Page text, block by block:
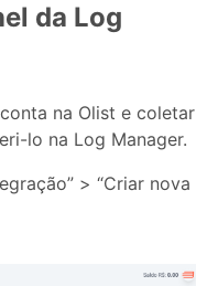
da Log
na Olist e coletar
lo na Log Manager.
> “Criar nova